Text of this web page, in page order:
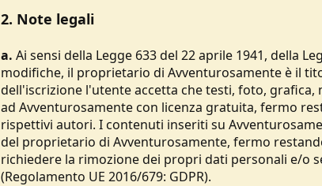
2. Note legali
a. Ai sensi della Legge 633 del 22 aprile 1941, della
modifiche, il proprietario di Avventurosamente è il
dell'iscrizione l'utente accetta che testi, foto,
ad Avventurosamente con licenza gratuita, fermo
rispettivi autori. I contenuti inseriti su
del proprietario di Avventurosamente, fermo
richiedere la rimozione dei propri dati personali e/o
(Regolamento UE 2016/679: GDPR).